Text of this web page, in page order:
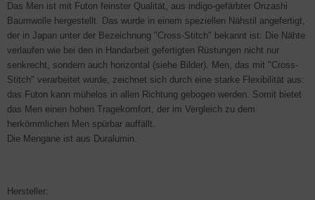
Das Men ist mit Futon feinster Qualität, aus indigo-gefärbter Orizashi
Baumwolle hergestellt. Das wurde in einem speziellen Nähstil angefertigt,
der in Japan unter der Bezeichnung "Cross-Stitch" bekannt ist: Die Nähte
verlaufen wie bei den in Handarbeit gefertigten Rüstungen nicht nur
senkrecht, sondern auch horizontal (siehe Bilder). Men, das mit "Cross-
Stitch" verarbeitet wurde, zeichnet sich durch eine starke Flexibilität aus:
das Futon kann mühelos in allen Richtung gebogen werden. Somit bietet
das Men einen hohen Tragekomfort, der im Vergleich zu dem
herkömmlichen Men spürbar auffällt.
Die Mengane ist aus Duralumin.
Hersteller: